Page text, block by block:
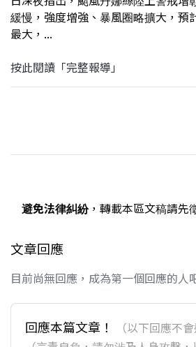
緩慢，強度增強、暴風圈略擴大，預
最大，...
按此閱讀「完整報導」
避免法律糾紛，轉載本區文稿請先
文章回應
目前尚無回應，成為第一個回應的人
回應本篇文章！
（以下回應不